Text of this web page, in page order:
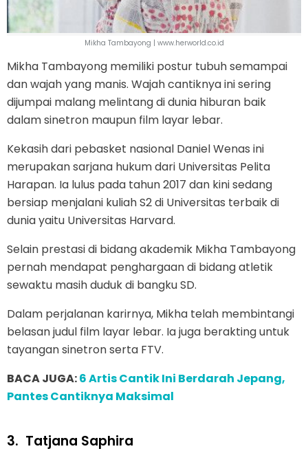
Mikha Tambayong | www.herworld.co.id
Mikha Tambayong memiliki postur tubuh semampai
dan wajah yang manis. Wajah cantiknya ini sering
dijumpai malang melintang di dunia hiburan baik
dalam sinetron maupun film layar lebar.
Kekasih dari pebasket nasional Daniel Wenas ini
merupakan sarjana hukum dari Universitas Pelita
Harapan. Ia lulus pada tahun 2017 dan kini sedang
bersiap menjalani kuliah S2 di Universitas terbaik di
dunia yaitu Universitas Harvard.
Selain prestasi di bidang akademik Mikha Tambayong
pernah mendapat penghargaan di bidang atletik
sewaktu masih duduk di bangku SD.
Dalam perjalanan karirnya, Mikha telah membintangi
belasan judul film layar lebar. Ia juga berakting untuk
tayangan sinetron serta FTV.
BACA JUGA:6 Artis Cantik Ini Berdarah Jepang,
Pantes Cantiknya Maksimal
3. Tatjana Saphira